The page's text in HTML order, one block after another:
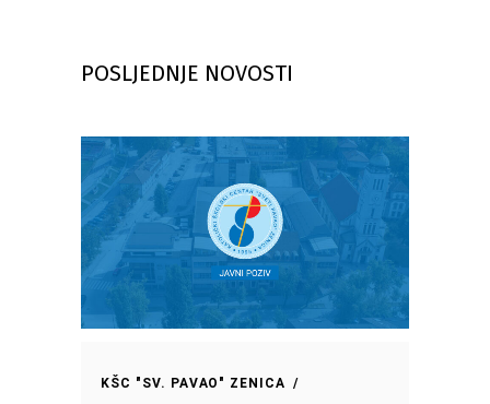
POSLJEDNJE NOVOSTI
KŠC "SV. PAVAO" ZENICA